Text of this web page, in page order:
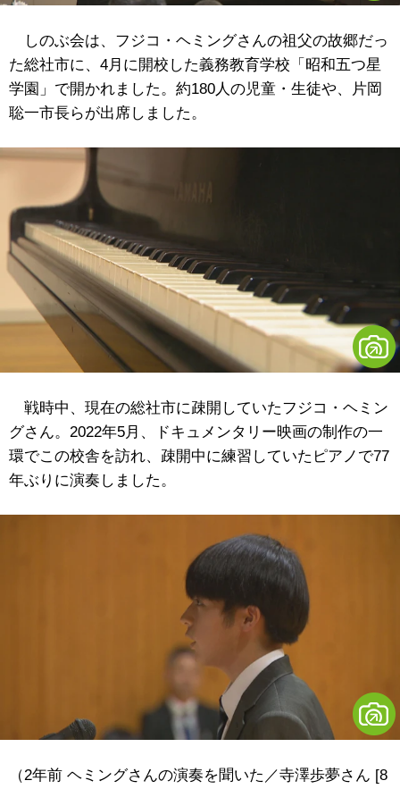
しのぶ会は、 フジコ・ヘミングさんの祖父の故郷だっ
た総社市に、4月に開校した義務教育学校「昭和五つ星
学園」で開かれました。約180人の児童・生徒や、片岡
聡一市長らが出席しました。
戦時中、現在の総社市に疎開していたフジコ・ヘミン
グさん。2022年5月、ドキュメンタリー映画の制作の一
環でこの校舎を訪れ、疎開中に練習していたピアノで77
年ぶりに演奏しました。
（2年前 ヘミングさんの演奏を聞いた／寺澤歩夢さん [8